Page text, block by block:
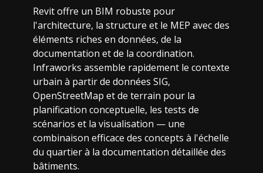
Revit offre un BIM robuste pour
l'architecture, la structure et le MEP avec des
éléments riches en données, de la
documentation et de la coordination.
Infraworks assemble rapidement le contexte
urbain à partir de données SIG,
OpenStreetMap et de terrain pour la
planification conceptuelle, les tests de
scénarios et la visualisation — une
combinaison efficace des concepts à l'échelle
du quartier à la documentation détaillée des
bâtiments.